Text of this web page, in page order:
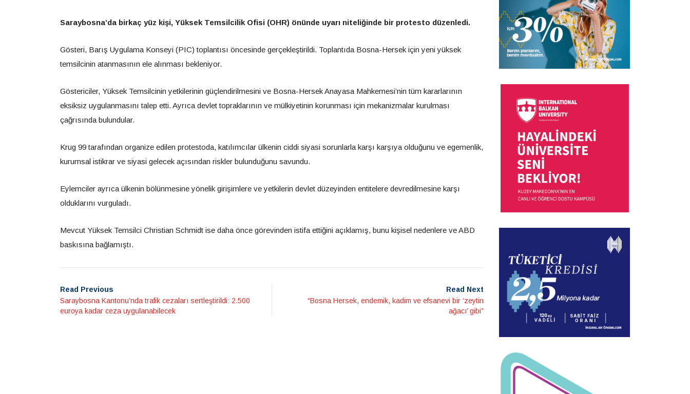
Saraybosna’da birkaç yüz kişi, Yüksek Temsilcilik Ofisi (OHR) önünde uyarı niteliğinde bir protesto düzenledi.
Gösteri, Barış Uygulama Konseyi (PIC) toplantısı öncesinde gerçekleştirildi. Toplantıda Bosna-Hersek için yeni yüksek
temsilcinin atanmasının ele alınması bekleniyor.
Göstericiler, Yüksek Temsilcinin yetkilerinin güçlendirilmesini ve Bosna-Hersek Anayasa Mahkemesi’nin tüm kararlarının
eksiksiz uygulanmasını talep etti. Ayrıca devlet topraklarının ve mülkiyetinin korunması için mekanizmalar kurulması
çağrısında bulundular.
Krug 99 tarafından organize edilen protestoda, katılımcılar ülkenin ciddi siyasi sorunlarla karşı karşıya olduğunu ve egemenlik,
kurumsal istikrar ve siyasi gelecek açısından riskler bulunduğunu savundu.
Eylemciler ayrıca ülkenin bölünmesine yönelik girişimlere ve yetkilerin devlet düzeyinden entitelere devredilmesine karşı
olduklarını vurguladı.
Mevcut Yüksek Temsilci Christian Schmidt ise daha önce görevinden istifa ettiğini açıklamış, bunu kişisel nedenlere ve ABD
baskısına bağlamıştı.
Read Previous
Saraybosna Kantonu’nda trafik cezaları sertleştirildi: 2.500
euroya kadar ceza uygulanabilecek
Read Next
“Bosna Hersek, endemik, kadim ve efsanevi bir ‘zeytin
ağacı’ gibi”